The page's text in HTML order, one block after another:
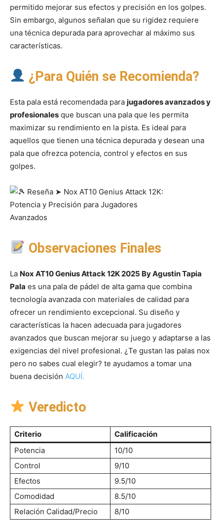
permitido mejorar sus efectos y precisión en los golpes.
Sin embargo, algunos señalan que su rigidez requiere
una técnica depurada para aprovechar al máximo sus
características.
¿Para Quién se Recomienda?
Esta pala está recomendada para jugadores avanzados y
profesionales que buscan una pala que les permita
maximizar su rendimiento en la pista. Es ideal para
aquellos que tienen una técnica depurada y desean una
pala que ofrezca potencia, control y efectos en sus
golpes.
Observaciones Finales
La Nox AT10 Genius Attack 12K 2025 By Agustin Tapia
Pala es una pala de pádel de alta gama que combina
tecnología avanzada con materiales de calidad para
ofrecer un rendimiento excepcional. Su diseño y
características la hacen adecuada para jugadores
avanzados que buscan mejorar su juego y adaptarse a las
exigencias del nivel profesional. ¿Te gustan las palas nox
pero no sabes cual elegir? te ayudamos a tomar una
buena decisión AQUÍ.
Veredicto
Criterio
Calificación
Potencia
10/10
Control
9/10
Efectos
9.5/10
Comodidad
8.5/10
Relación Calidad/Precio
8/10